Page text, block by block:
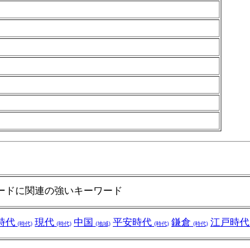
ドに関連の強いキーワード
代 (時代) 現代 (時代) 中国 (地域) 平安時代 (時代) 鎌倉 (時代) 江戸時代